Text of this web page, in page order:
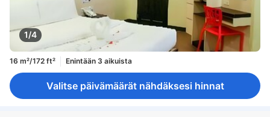
1/4
16 m²/172 ft² Enintään 3 aikuista
Valitse päivämäärät nähdäksesi hinnat